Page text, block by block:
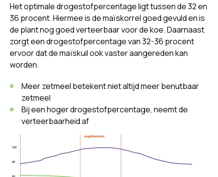
Het optimale drogestofpercentage ligt tussen de 32 en
36 procent. Hiermee is de maïskorrel goed gevuld en is
de plant nog goed verteerbaar voor de koe. Daarnaast
zorgt een drogestofpercentage van 32-36 procent
ervoor dat de maïskuil ook vaster aangereden kan
worden.
Meer zetmeel betekent niet altijd meer benutbaar
zetmeel
Bij een hoger drogestofpercentage, neemt de
verteerbaarheid af